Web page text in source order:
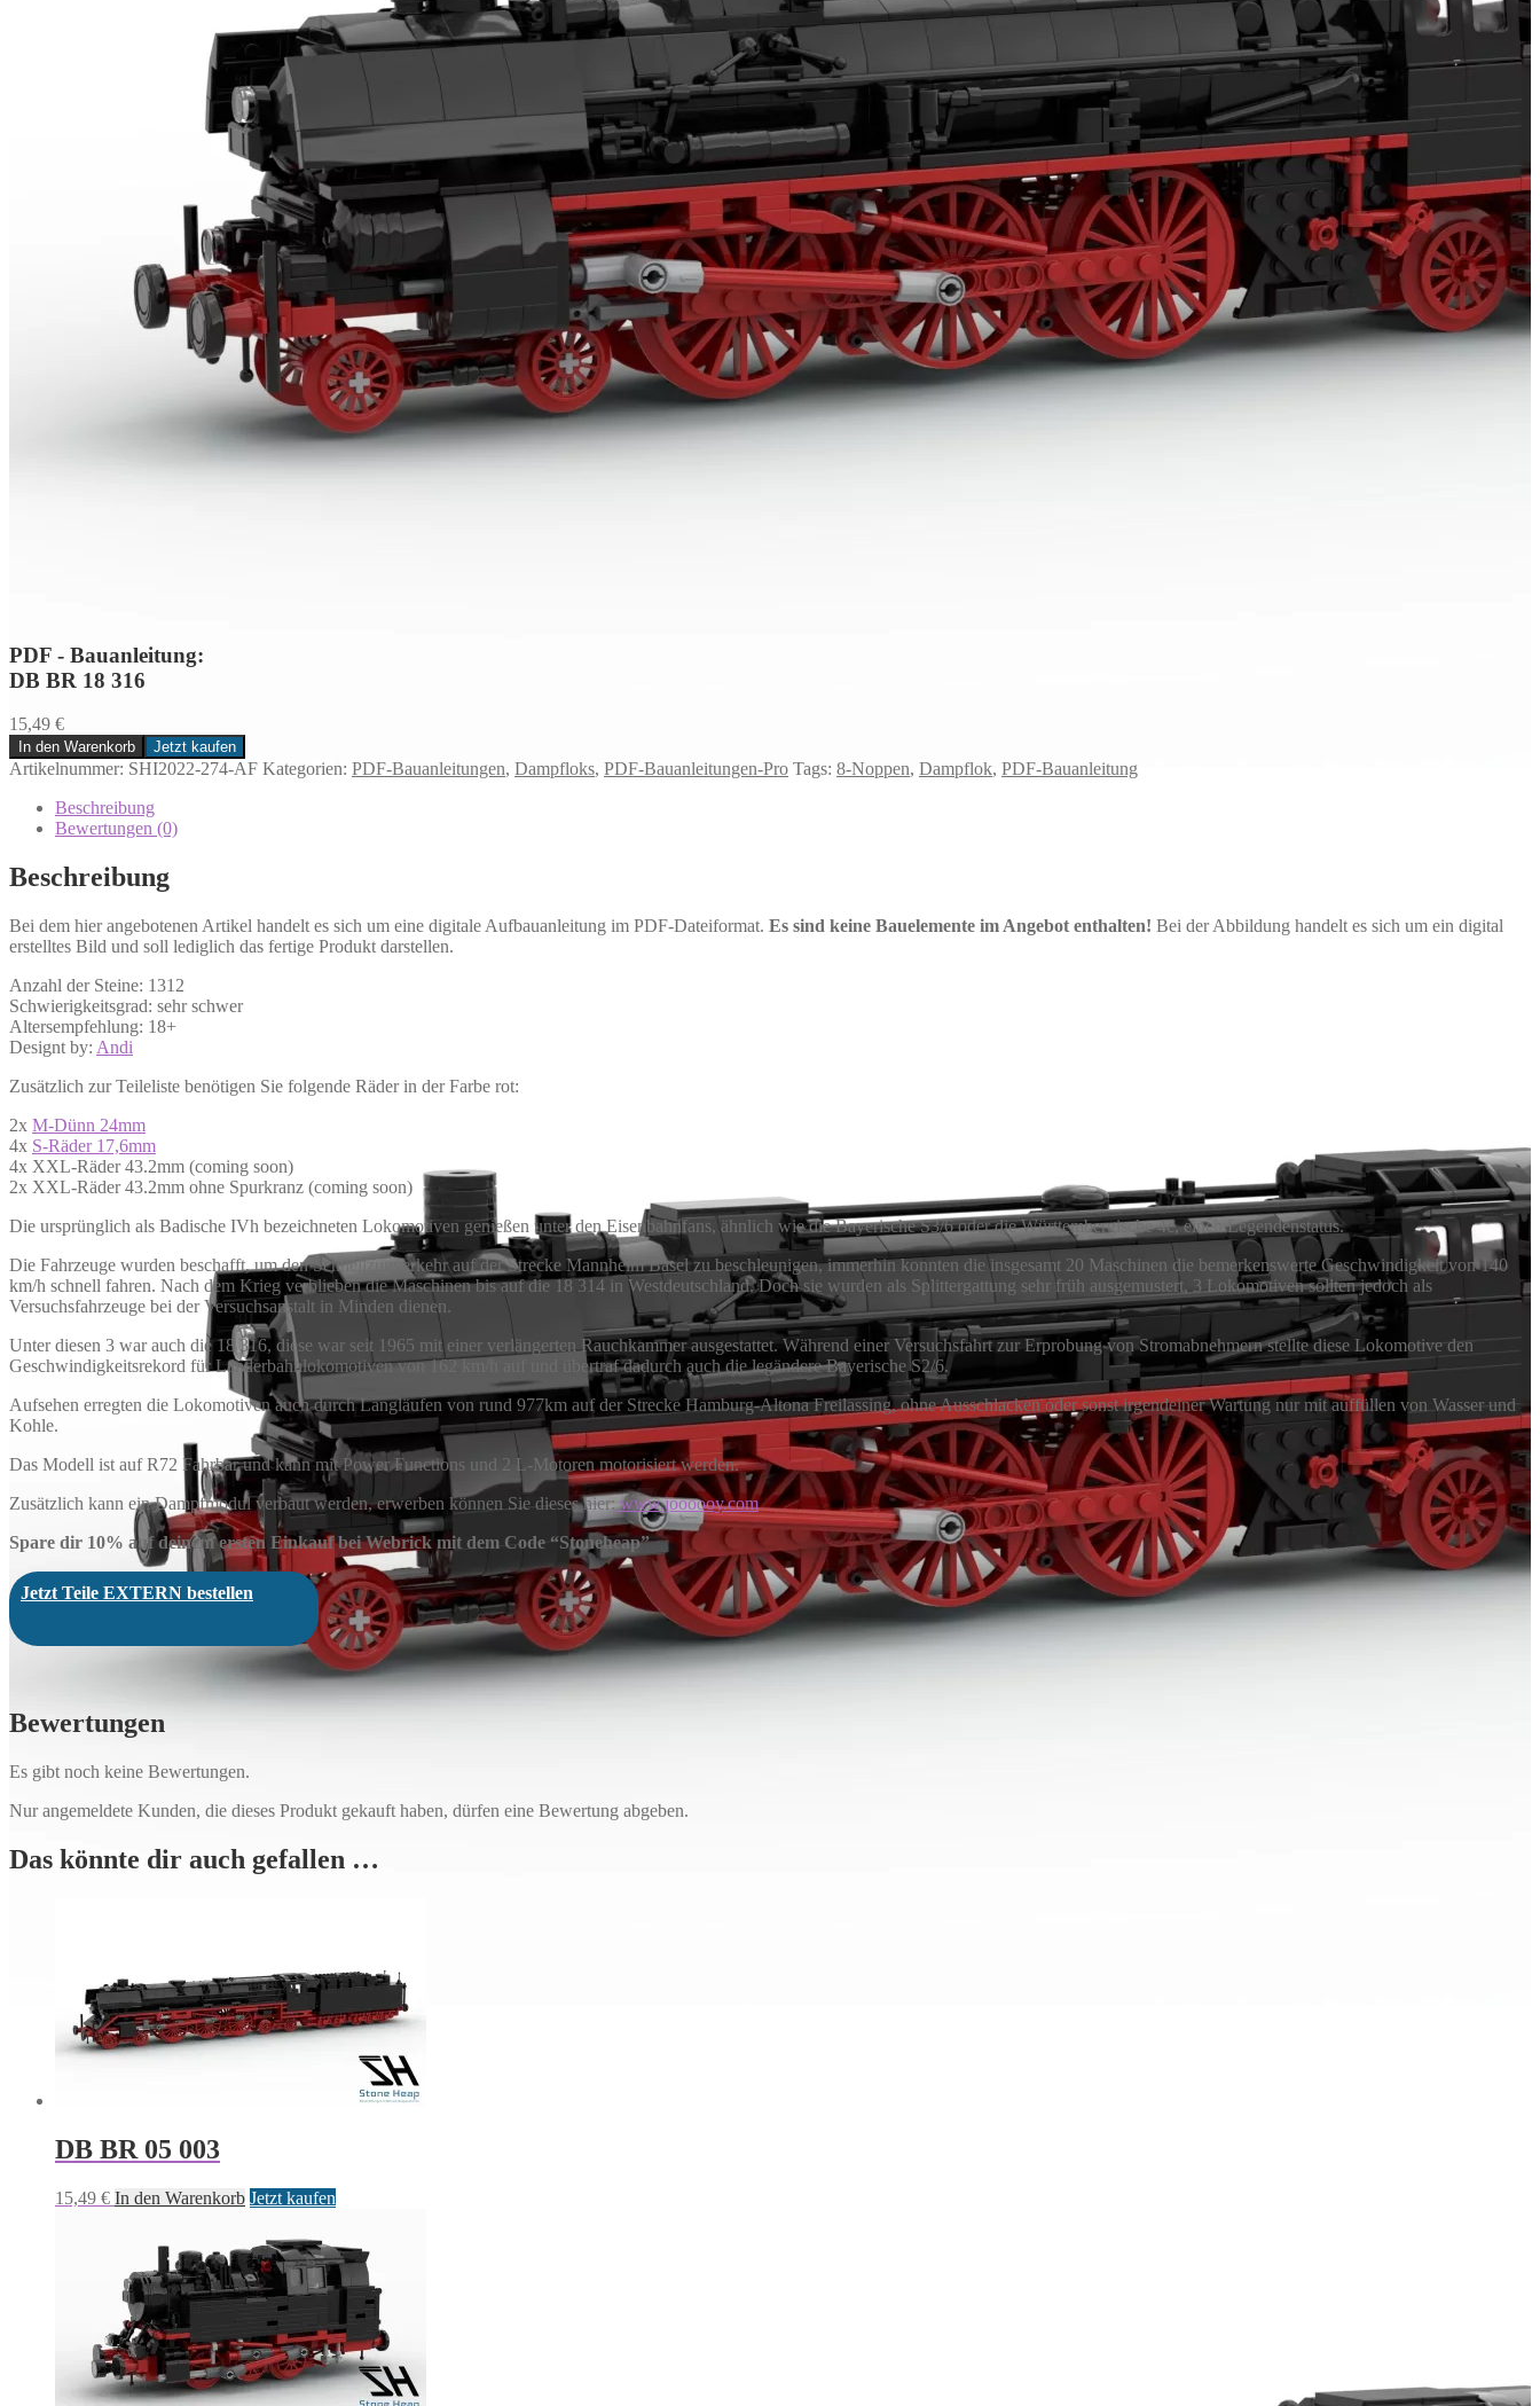
PDF - Bauanleitung:
DB BR 18 316
15,49 €
DB
BR
Menge
In den Warenkorb Jetzt kaufen
Artikelnummer: SHI2022-274-AF Kategorien: PDF-Bauanleitungen, Dampfloks, PDF-Bauanleitungen-Pro Tags: 8-Noppen, Dampflok, PDF-Bauanleitung
Beschreibung
Bewertungen (0)
Beschreibung
Bei dem hier angebotenen Artikel handelt es sich um eine digitale Aufbauanleitung im PDF-Dateiformat. Es sind keine Bauelemente im Angebot enthalten! Bei der Abbildung handelt es sich um ein digital
erstelltes Bild und soll lediglich das fertige Produkt darstellen.
Anzahl der Steine: 1312
Schwierigkeitsgrad: sehr schwer
Altersempfehlung: 18+
Designt by: Andi
Zusätzlich zur Teileliste benötigen Sie folgende Räder in der Farbe rot:
2x M-Dünn 24mm
4x S-Räder 17,6mm
4x XXL-Räder 43.2mm (coming soon)
2x XXL-Räder 43.2mm ohne Spurkranz (coming soon)
Die ursprünglich als Badische IVh bezeichneten Lokomotiven genießen unter den Eisenbahnfans, ähnlich wie die Bayerische S3/6 oder die Württembergische 4c, einen Legendenstatus.
Die Fahrzeuge wurden beschafft, um den Schnellzugverkehr auf der Strecke Mannheim Basel zu beschleunigen, immerhin konnten die insgesamt 20 Maschinen die bemerkenswerte Geschwindigkeit von 140
km/h schnell fahren. Nach dem Krieg verblieben die Maschinen bis auf die 18 314 in Westdeutschland. Doch sie wurden als Splittergattung sehr früh ausgemustert, 3 Lokomotiven sollten jedoch als
Versuchsfahrzeuge bei der Versuchsanstalt in Minden dienen.
Unter diesen 3 war auch die 18 316, diese war seit 1965 mit einer verlängerten Rauchkammer ausgestattet. Während einer Versuchsfahrt zur Erprobung von Stromabnehmern stellte diese Lokomotive den
Geschwindigkeitsrekord für Länderbahnlokomotiven von 162 km/h auf und übertraf dadurch auch die legändere Bayerische S2/6.
Aufsehen erregten die Lokomotiven auch durch Langläufen von rund 977km auf der Strecke Hamburg-Altona Freilassing, ohne Ausschlacken oder sonst irgendeiner Wartung nur mit auffüllen von Wasser und
Kohle.
Das Modell ist auf R72 Fahrbar und kann mit Power Functions und 2 L-Motoren motorisiert werden.
Zusätzlich kann ein Dampfmodul verbaut werden, erwerben können Sie dieses hier:www.joooooy.com
Spare dir 10% auf deinem ersten Einkauf bei Webrick mit dem Code “Stoneheap”
Jetzt Teile EXTERN bestellen
Bewertungen
Es gibt noch keine Bewertungen.
Nur angemeldete Kunden, die dieses Produkt gekauft haben, dürfen eine Bewertung abgeben.
Das könnte dir auch gefallen …
DB BR 05 003
15,49 € In den Warenkorb Jetzt kaufen